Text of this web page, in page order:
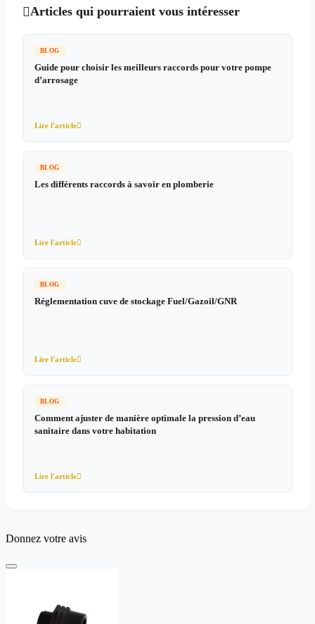
Articles qui pourraient vous intéresser
BLOG
Guide pour choisir les meilleurs raccords pour votre pompe
d’arrosage
Lire l'article
BLOG
Les différents raccords à savoir en plomberie
Lire l'article
BLOG
Réglementation cuve de stockage Fuel/Gazoil/GNR
Lire l'article
BLOG
Comment ajuster de manière optimale la pression d’eau
sanitaire dans votre habitation
Lire l'article
Donnez votre avis